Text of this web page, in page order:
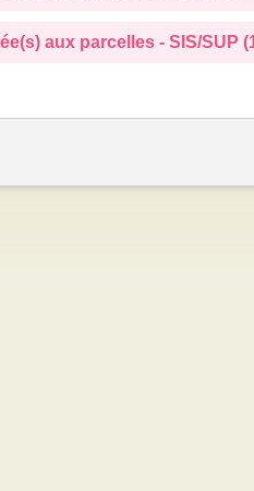
aux parcelles - SIS/SUP